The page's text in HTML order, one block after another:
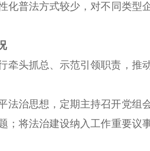
普法方式较少，对不同类型
头抓总、示范引领职责，推
法治思想，定期主持召开党组
将法治建设纳入工作重要议